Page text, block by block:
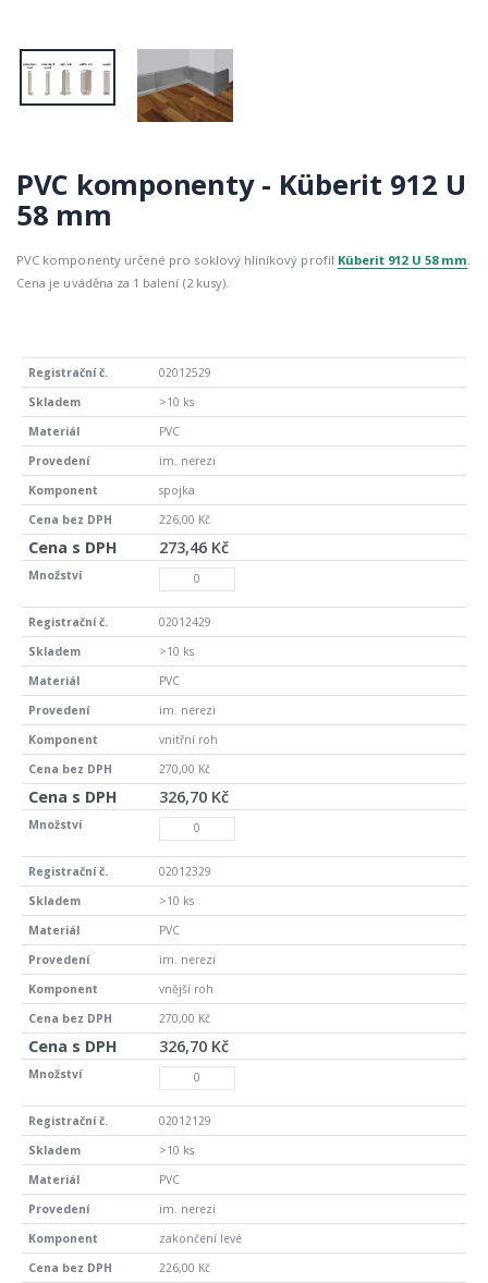
PVC komponenty - Küberit 912 U
58 mm
PVC komponenty určené pro soklový hliníkový profil Küberit 912 U 58 mm.
Cena je uváděna za 1 balení (2 kusy).
02012529
>10 ks
PVC
im. nerezi
spojka
226,00 Kč
273,46 Kč
02012429
>10 ks
PVC
im. nerezi
vnitřní roh
270,00 Kč
326,70 Kč
02012329
>10 ks
PVC
im. nerezi
vnější roh
270,00 Kč
326,70 Kč
02012129
>10 ks
PVC
im. nerezi
zakončení levé
226,00 Kč